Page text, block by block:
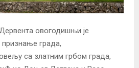
овогодишњи је
признање града,
са златним грбом града,